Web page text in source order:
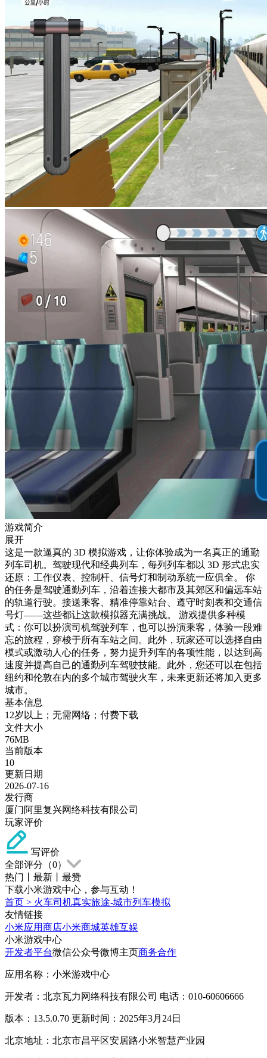
游戏简介
展开
这是一款逼真的 3D 模拟游戏，让你体验成为一名真正的通勤
列车司机。驾驶现代和经典列车，每列列车都以 3D 形式忠实
还原：工作仪表、控制杆、信号灯和制动系统一应俱全。 你
的任务是驾驶通勤列车，沿着连接大都市及其郊区和偏远车站
的轨道行驶。接送乘客、精准停靠站台、遵守时刻表和交通信
号灯——这些都让这款模拟器充满挑战。 游戏提供多种模
式：你可以扮演司机驾驶列车，也可以扮演乘客，体验一段难
忘的旅程，穿梭于所有车站之间。此外，玩家还可以选择自由
模式或激动人心的任务，努力提升列车的各项性能，以达到高
速度并提高自己的通勤列车驾驶技能。此外，您还可以在包括
纽约和伦敦在内的多个城市驾驶火车，未来更新还将加入更多
城市。
基本信息
12岁以上；无需网络；付费下载
文件大小
76MB
当前版本
10
更新日期
2026-07-16
发行商
厦门阿里复兴网络科技有限公司
玩家评价
写评价
全部评分（0）
热门
最新
最赞
下载小米游戏中心，参与互动！
首页 > 火车司机真实旅途-城市列车模拟
友情链接
小米应用商店小米商城英雄互娱
小米游戏中心
开发者平台微信公众号微博主页商务合作
应用名称：小米游戏中心
开发者：北京瓦力网络科技有限公司 电话：010-60606666
版本：13.5.0.70 更新时间：2025年3月24日
北京地址：北京市昌平区安居路小米智慧产业园